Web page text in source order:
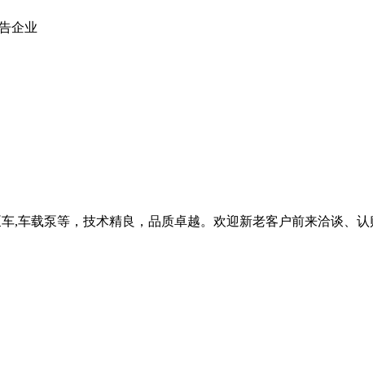
企业
,车载泵等，技术精良，品质卓越。欢迎新老客户前来洽谈、认